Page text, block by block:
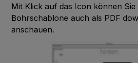
Mit Klick auf das Icon können Sie
Bohrschablone auch als PDF
anschauen.